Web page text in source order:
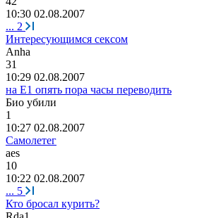
10:30 02.08.2007
... 2
Интересующимся сексом
Anha
31
10:29 02.08.2007
на Е1 опять пора часы переводить
Био убили
1
10:27 02.08.2007
Самолетег
aes
10
10:22 02.08.2007
... 5
Кто бросал курить?